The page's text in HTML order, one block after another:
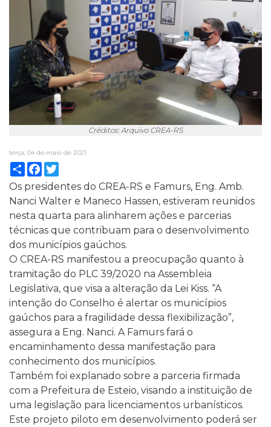
Créditos: Arquivo CREA-RS
terça, 04 de maio de 2021
Compartilhar
Facebook
Os presidentes do CREA-RS e Famurs, Eng. Amb.
Nanci Walter e Maneco Hassen, estiveram reunidos
nesta quarta para alinharem ações e parcerias
técnicas que contribuam para o desenvolvimento
dos municípios gaúchos.
O CREA-RS manifestou a preocupação quanto à
tramitação do PLC 39/2020 na Assembleia
Legislativa, que visa a alteração da Lei Kiss. “A
intenção do Conselho é alertar os municípios
gaúchos para a fragilidade dessa flexibilização”,
assegura a Eng. Nanci. A Famurs fará o
encaminhamento dessa manifestação para
conhecimento dos municípios.
Também foi explanado sobre a parceria firmada
com a Prefeitura de Esteio, visando a instituição de
uma legislação para licenciamentos urbanísticos.
Este projeto piloto em desenvolvimento poderá ser